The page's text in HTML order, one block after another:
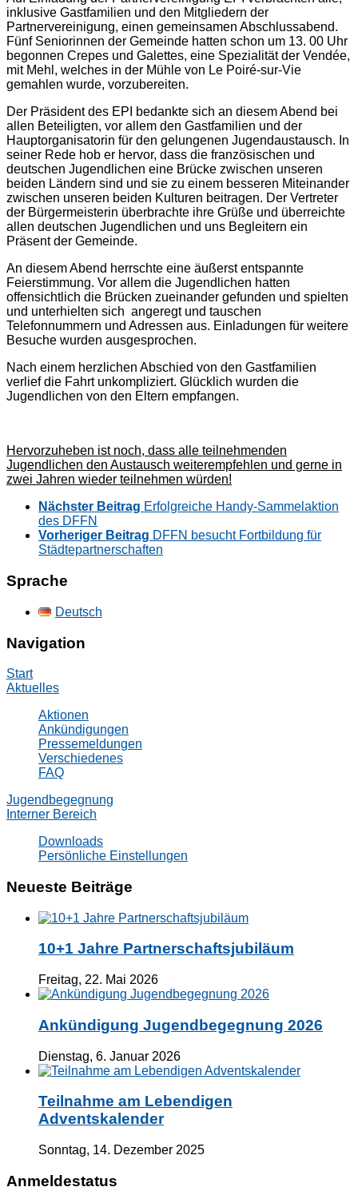
inklusive Gastfamilien und den Mitgliedern der
Partnervereinigung, einen gemeinsamen Abschlussabend.
Fünf Seniorinnen der Gemeinde hatten schon um 13. 00 Uhr
begonnen Crepes und Galettes, eine Spezialität der Vendée,
mit Mehl, welches in der Mühle von Le Poiré-sur-Vie
gemahlen wurde, vorzubereiten.
Der Präsident des EPI bedankte sich an diesem Abend bei
allen Beteiligten, vor allem den Gastfamilien und der
Hauptorganisatorin für den gelungenen Jugendaustausch. In
seiner Rede hob er hervor, dass die französischen und
deutschen Jugendlichen eine Brücke zwischen unseren
beiden Ländern sind und sie zu einem besseren Miteinander
zwischen unseren beiden Kulturen beitragen. Der Vertreter
der Bürgermeisterin überbrachte ihre Grüße und überreichte
allen deutschen Jugendlichen und uns Begleitern ein
Präsent der Gemeinde.
An diesem Abend herrschte eine äußerst entspannte
Feierstimmung. Vor allem die Jugendlichen hatten
offensichtlich die Brücken zueinander gefunden und spielten
und unterhielten sich angeregt und tauschen
Telefonnummern und Adressen aus. Einladungen für weitere
Besuche wurden ausgesprochen.
Nach einem herzlichen Abschied von den Gastfamilien
verlief die Fahrt unkompliziert. Glücklich wurden die
Jugendlichen von den Eltern empfangen.
Hervorzuheben ist noch, dass alle teilnehmenden
Jugendlichen den Austausch weiterempfehlen und gerne in
zwei Jahren wieder teilnehmen würden!
Nächster Beitrag Erfolgreiche Handy-Sammelaktion
des DFFN
Vorheriger Beitrag DFFN besucht Fortbildung für
Städtepartnerschaften
Sprache
Deutsch
Navigation
Start
Aktuelles
Aktionen
Ankündigungen
Pressemeldungen
Verschiedenes
FAQ
Jugendbegegnung
Interner Bereich
Downloads
Persönliche Einstellungen
Neueste Beiträge
10+1 Jahre Partnerschaftsjubiläum
Freitag, 22. Mai 2026
Ankündigung Jugendbegegnung 2026
Dienstag, 6. Januar 2026
Teilnahme am Lebendigen
Adventskalender
Sonntag, 14. Dezember 2025
Anmeldestatus